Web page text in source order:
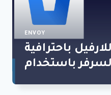
ENVOY
باحترافية